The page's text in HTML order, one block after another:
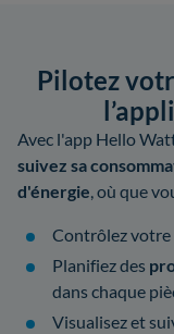
Pilotez
Avec l'app Hello
suivez sa
d'énergie, où que
Contrôlez votre
Planifiez des
dans chaque
Visualisez et